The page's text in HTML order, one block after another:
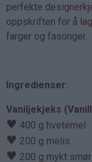
perfekte
oppskriften for å
farger og fasonger.
Ingredienser:
Vaniljekjeks
♥ 400 g hvetemel
♥ 200 g melis
♥ 200 g mykt smør